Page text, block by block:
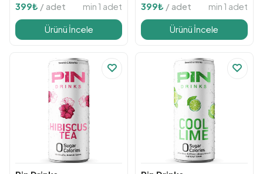
399₺/ adet min 1 adet
Ürünü İncele
399₺/ adet min 1 adet
Ürünü İncele